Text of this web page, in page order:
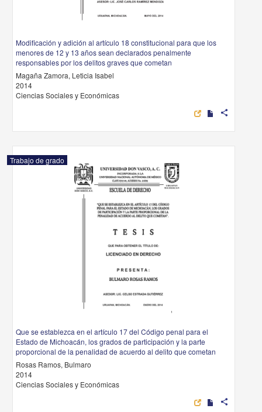
Modificación y adición al artículo 18 constitucional para que los
menores de 12 y 13 años sean declarados penalmente
responsables por los delitos graves que cometan
Magaña Zamora, Leticia Isabel
2014
Ciencias Sociales y Económicas
share
Trabajo de grado
Que se establezca en el artículo 17 del Código penal para el
Estado de Michoacán, los grados de participación y la parte
proporcional de la penalidad de acuerdo al delito que cometan
Rosas Ramos, Bulmaro
2014
Ciencias Sociales y Económicas
share